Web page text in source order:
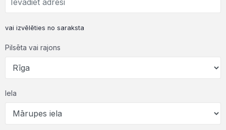
vai izvēlēties no saraksta
Pilsēta vai rajons
Iela